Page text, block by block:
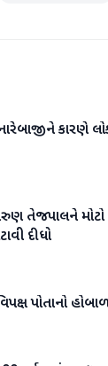
કારણે
તેજપાલને મોટો
દીધો
પોતાનો